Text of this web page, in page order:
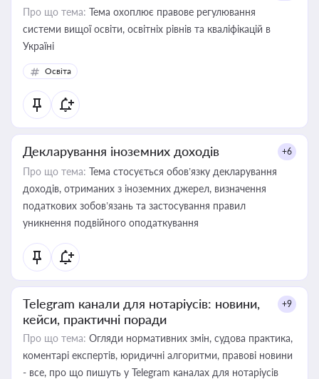
Про що тема: Тема охоплює правове регулювання
системи вищої освіти, освітніх рівнів та кваліфікацій в
Україні
Освіта
Декларування іноземних доходів +6
Про що тема: Тема стосується обов’язку декларування
доходів, отриманих з іноземних джерел, визначення
податкових зобов’язань та застосування правил
уникнення подвійного оподаткування
Telegram канали для нотаріусів: новини,
кейси, практичні поради
+9
Про що тема: Огляди нормативних змін, судова практика,
коментарі експертів, юридичні алгоритми, правові новини
- все, про що пишуть у Telegram каналах для нотаріусів